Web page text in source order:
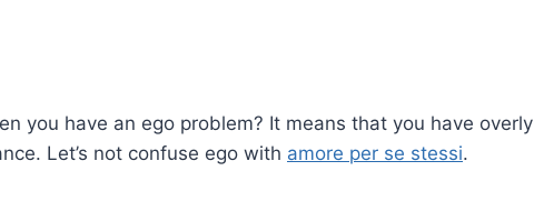
you have an ego problem? It means that you have overly
Let’s not confuse ego with amore per se stessi.